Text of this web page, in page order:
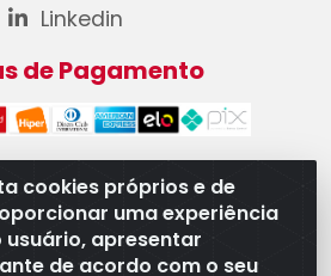
cookies próprios e de
uma experiência
apresentar
de acordo com o seu
Linkedin
de Pagamento
Automotivos LTDA - CNPJ
- Rua do Níquel, 667 - Parque
Goiânia/GO - CEP 74375-660